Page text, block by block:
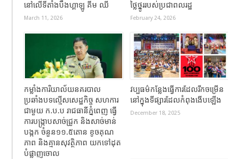
នៅលើទីតាំងបឹងហ្គាឡូ គីម ឈី
March 11, 2026
ថ្លៃថ្នូររបស់ប្រជាពលរដ្ឋ
February 24, 2026
កម្លាំងការិយាល័យនគរបាល
ប្រឆាំងបទល្មើសសេដ្ឋកិច្ច សហការ
ជាមួយ ក.ប.ប រាជធានីភ្នំពេញ ធ្វើ
ការបង្ក្រាបសាច់ជ្រូក និងសាច់មាន់
បង្កក ចំនួន១១.៥តោន ខូចគុណ
ភាព និងគ្មានសុវត្ថិភាព យកទៅដុត
បំផ្លាញចោល
វប្បធម៌កន្លែងធ្វើការដែលរីកចម្រើន
នៅក្នុងទីផ្សារដែលកំពុងងើបឡើង
December 18, 2025